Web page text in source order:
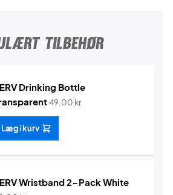
TILBEHØR
Drinking Bottle
49,00 kr.
Læg i kurv
Wristband 2-Pack White